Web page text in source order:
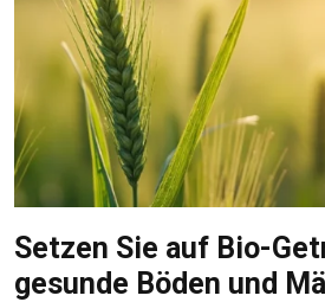
Setzen Sie auf Bio-
gesunde Böden und